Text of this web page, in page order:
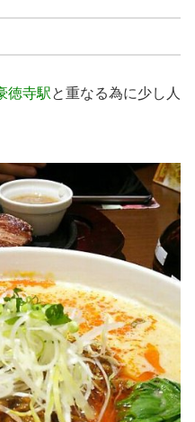
徳寺駅と重なる為に少し人